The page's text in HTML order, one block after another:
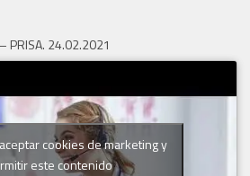
PRISA. 24.02.2021
cookies de marketing y
este contenido